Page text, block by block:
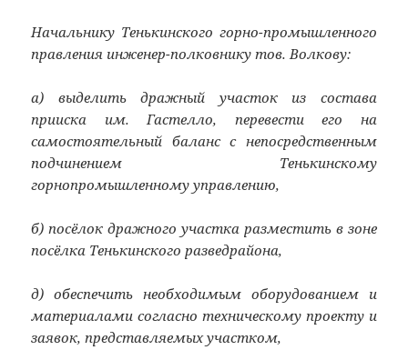
Начальнику Тенькинского горно-промышленного
правления инженер-полковнику тов. Волкову:
а) выделить дражный участок из состава
прииска им. Гастелло, перевести его на
самостоятельный баланс с непосредственным
подчинением Тенькинскому
горнопромышленному управлению,
б) посёлок дражного участка разместить в зоне
посёлка Тенькинского разведрайона,
д) обеспечить необходимым оборудованием и
материалами согласно техническому проекту и
заявок, представляемых участком,